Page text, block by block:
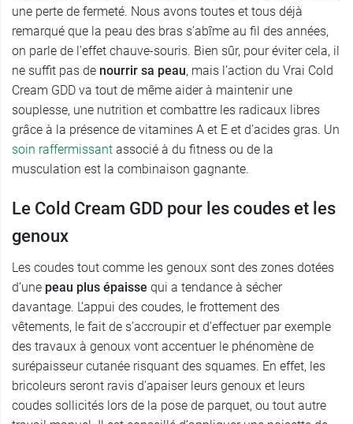
une perte de fermeté. Nous avons toutes et tous déjà
remarqué que la peau des bras s’abîme au fil des années,
on parle de l'effet chauve-souris. Bien sûr, pour éviter cela, il
ne suffit pas de nourrir sa peau, mais l’action du Vrai Cold
Cream GDD va tout de même aider à maintenir une
souplesse, une nutrition et combattre les radicaux libres
grâce à la présence de vitamines A et E et d’acides gras. Un
soin raffermissant associé à du fitness ou de la
musculation est la combinaison gagnante.
Le Cold Cream GDD pour les coudes et les
genoux
Les coudes tout comme les genoux sont des zones dotées
d’une peau plus épaisse qui a tendance à sécher
davantage. L’appui des coudes, le frottement des
vêtements, le fait de s’accroupir et d’effectuer par exemple
des travaux à genoux vont accentuer le phénomène de
surépaisseur cutanée risquant des squames. En effet, les
bricoleurs seront ravis d’apaiser leurs genoux et leurs
coudes sollicités lors de la pose de parquet, ou tout autre